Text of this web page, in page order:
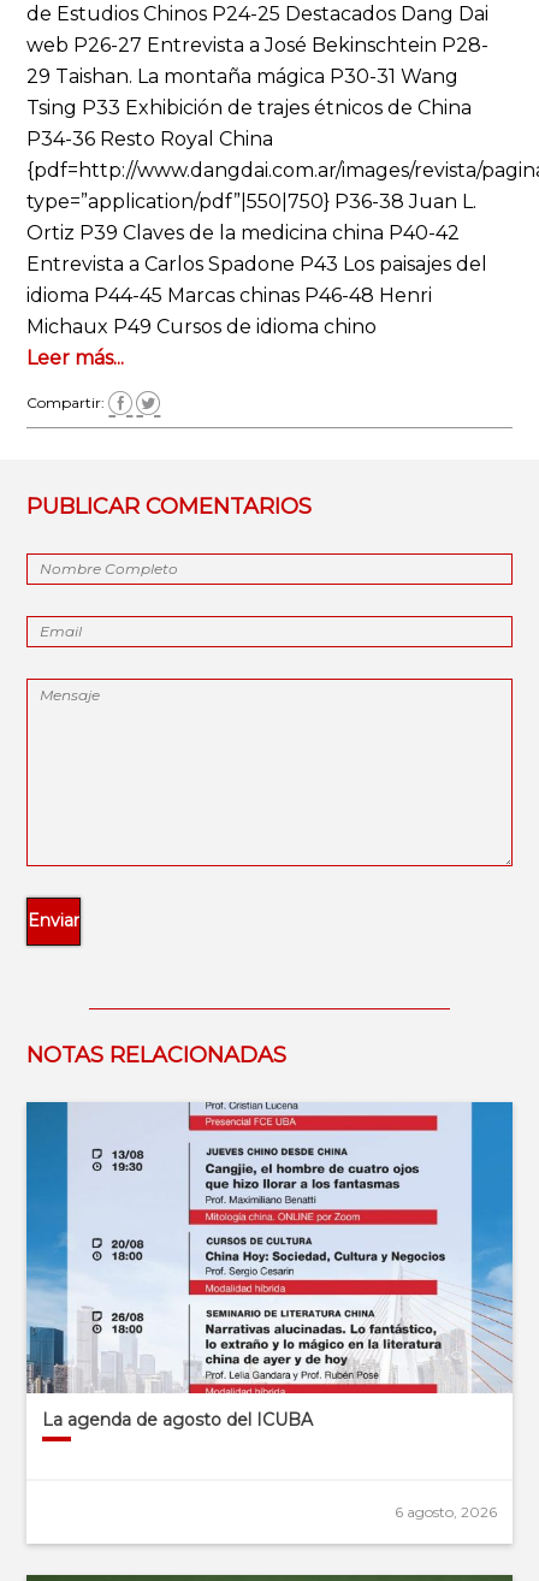
de Estudios Chinos P24-25 Destacados Dang Dai
web P26-27 Entrevista a José Bekinschtein P28-
29 Taishan. La montaña mágica P30-31 Wang
Tsing P33 Exhibición de trajes étnicos de China
P34-36 Resto Royal China
{pdf=http://www.dangdai.com.ar/images/revista/
type=”application/pdf”|550|750} P36-38 Juan L.
Ortiz P39 Claves de la medicina china P40-42
Entrevista a Carlos Spadone P43 Los paisajes del
idioma P44-45 Marcas chinas P46-48 Henri
Michaux P49 Cursos de idioma chino
Leer más...
Compartir:
PUBLICAR COMENTARIOS
NOTAS RELACIONADAS
La agenda de agosto del ICUBA
6 agosto, 2026